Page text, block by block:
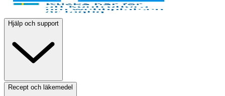
Hjälp och support
Recept och läkemedel